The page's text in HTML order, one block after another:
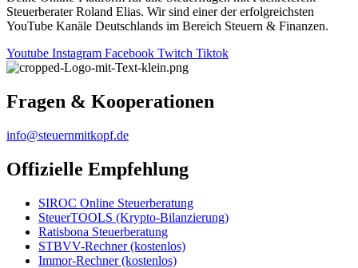
Steuerberater Roland Elias. Wir sind einer der erfolgreichsten
YouTube Kanäle Deutschlands im Bereich Steuern & Finanzen.
Youtube Instagram Facebook Twitch Tiktok
Fragen & Kooperationen
info@steuernmitkopf.de
Offizielle Empfehlung
SIROC Online Steuerberatung
SteuerTOOLS (Krypto-Bilanzierung)
Ratisbona Steuerberatung
STBVV-Rechner (kostenlos)
Immor-Rechner (kostenlos)